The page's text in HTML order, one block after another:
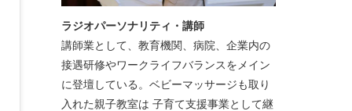
ラジオパーソナリティ・講師
講師業として、教育機関、病院、企業内の
接遇研修やワークライフバランスをメイン
に登壇している。ベビーマッサージも取り
入れた親子教室は 子育て支援事業として継